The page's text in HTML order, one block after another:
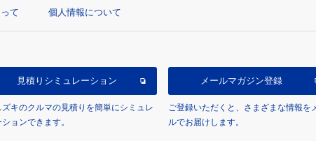
て 個人情報について
見積り シミュレーション
ズキのクルマの見積りを簡単にシミュレ
ションできます。
メールマガジン登録
ご登録いただくと、さまざまな情報を
ルでお届けします。